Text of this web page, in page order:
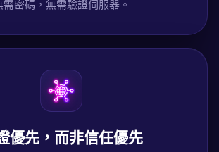
需密碼，無需驗證伺服器。
優先，而非信任優先